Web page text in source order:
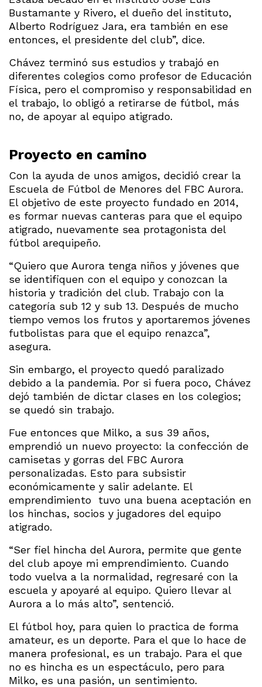
Bustamante y Rivero, el dueño del instituto,
Alberto Rodríguez Jara, era también en ese
entonces, el presidente del club”, dice.
Chávez terminó sus estudios y trabajó en
diferentes colegios como profesor de Educación
Física, pero el compromiso y responsabilidad en
el trabajo, lo obligó a retirarse de fútbol, más
no, de apoyar al equipo atigrado.
Proyecto en camino
Con la ayuda de unos amigos, decidió crear la
Escuela de Fútbol de Menores del FBC Aurora.
El objetivo de este proyecto fundado en 2014,
es formar nuevas canteras para que el equipo
atigrado, nuevamente sea protagonista del
fútbol arequipeño.
“Quiero que Aurora tenga niños y jóvenes que
se identifiquen con el equipo y conozcan la
historia y tradición del club. Trabajo con la
categoría sub 12 y sub 13. Después de mucho
tiempo vemos los frutos y aportaremos jóvenes
futbolistas para que el equipo renazca”,
asegura.
Sin embargo, el proyecto quedó paralizado
debido a la pandemia. Por si fuera poco, Chávez
dejó también de dictar clases en los colegios;
se quedó sin trabajo.
Fue entonces que Milko, a sus 39 años,
emprendió un nuevo proyecto: la confección de
camisetas y gorras del FBC Aurora
personalizadas. Esto para subsistir
económicamente y salir adelante. El
emprendimiento tuvo una buena aceptación en
los hinchas, socios y jugadores del equipo
atigrado.
“Ser fiel hincha del Aurora, permite que gente
del club apoye mi emprendimiento. Cuando
todo vuelva a la normalidad, regresaré con la
escuela y apoyaré al equipo. Quiero llevar al
Aurora a lo más alto”, sentenció.
El fútbol hoy, para quien lo practica de forma
amateur, es un deporte. Para el que lo hace de
manera profesional, es un trabajo. Para el que
no es hincha es un espectáculo, pero para
Milko, es una pasión, un sentimiento.